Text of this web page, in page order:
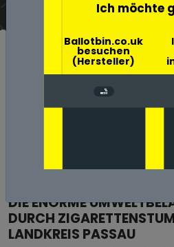
Umwelt-,
Klimaschutz in
DIE ENORME
DURCH
LANDKREIS PASSAU
Ich möchte
Ballotbin.co.uk
besuchen
(Hersteller)